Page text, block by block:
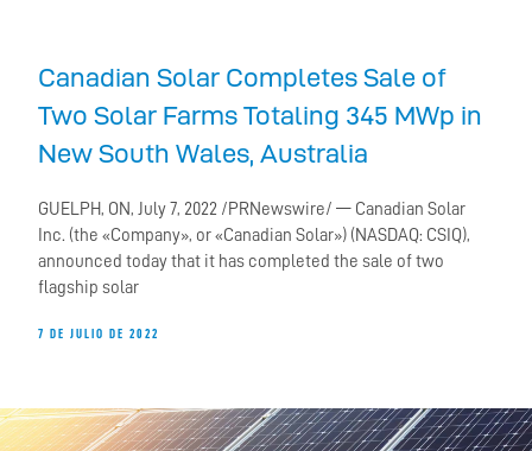
Canadian Solar Completes Sale of
Two Solar Farms Totaling 345 MWp in
New South Wales, Australia
GUELPH, ON, July 7, 2022 /PRNewswire/ — Canadian Solar
Inc. (the «Company», or «Canadian Solar») (NASDAQ: CSIQ),
announced today that it has completed the sale of two
flagship solar
7 DE JULIO DE 2022